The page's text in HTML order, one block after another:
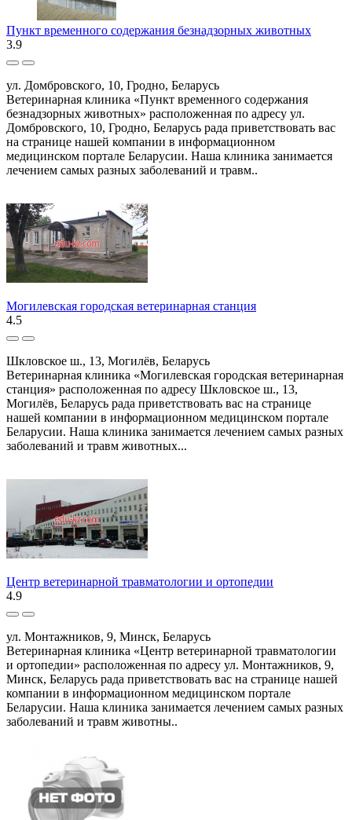
Пункт временного содержания безнадзорных животных
3.9
ул. Домбровского, 10, Гродно, Беларусь
Ветеринарная клиника «Пункт временного содержания
безнадзорных животных» расположенная по адресу ул.
Домбровского, 10, Гродно, Беларусь рада приветствовать вас
на странице нашей компании в информационном
медицинском портале Беларусии. Наша клиника занимается
лечением самых разных заболеваний и травм..
Могилевская городская ветеринарная станция
4.5
Шкловское ш., 13, Могилёв, Беларусь
Ветеринарная клиника «Могилевская городская ветеринарная
станция» расположенная по адресу Шкловское ш., 13,
Могилёв, Беларусь рада приветствовать вас на странице
нашей компании в информационном медицинском портале
Беларусии. Наша клиника занимается лечением самых разных
заболеваний и травм животных...
Центр ветеринарной травматологии и ортопедии
4.9
ул. Монтажников, 9, Минск, Беларусь
Ветеринарная клиника «Центр ветеринарной травматологии
и ортопедии» расположенная по адресу ул. Монтажников, 9,
Минск, Беларусь рада приветствовать вас на странице нашей
компании в информационном медицинском портале
Беларусии. Наша клиника занимается лечением самых разных
заболеваний и травм животны..